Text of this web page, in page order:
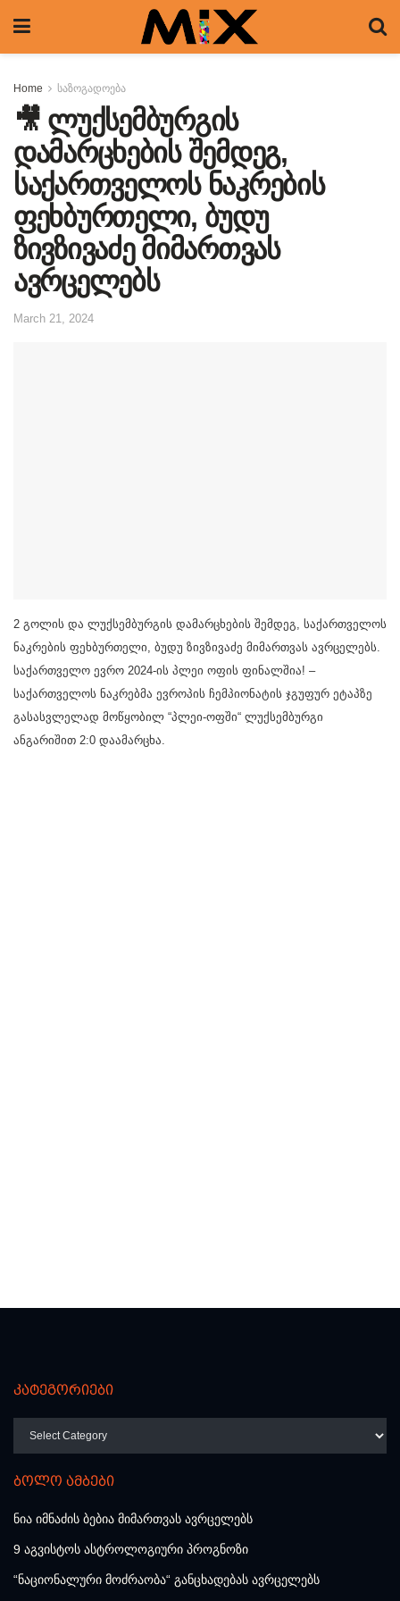
Home საზოგადოება
🎥 ლუქსემბურგის
დამარცხების შემდეგ,
საქართველოს ნაკრების
ფეხბურთელი, ბუდუ
ზივზივაძე მიმართვას
ავრცელებს
March 21, 2024
2 გოლის და ლუქსემბურგის დამარცხების შემდეგ, საქართველოს
ნაკრების ფეხბურთელი, ბუდუ ზივზივაძე მიმართვას ავრცელებს.
საქართველო ევრო 2024-ის პლეი ოფის ფინალშია! –
საქართველოს ნაკრებმა ევროპის ჩემპიონატის ჯგუფურ ეტაპზე
გასასვლელად მოწყობილ “პლეი-ოფში“ ლუქსემბურგი
ანგარიშით 2:0 დაამარცხა.
კატეგორიები
ბოლო ამბები
ნია იმნაძის ბებია მიმართვას ავრცელებს
9 აგვისტოს ასტროლოგიური პროგნოზი
“ნაციონალური მოძრაობა“ განცხადებას ავრცელებს